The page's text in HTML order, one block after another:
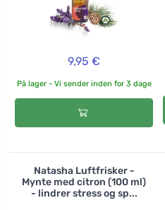
9,95 €
På lager - Vi sender inden for 3 dage
Natasha Luftfrisker -
Mynte med citron (100 ml)
- lindrer stress og sp...